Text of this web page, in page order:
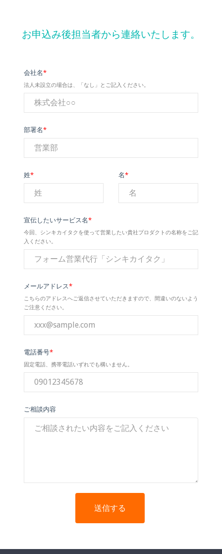
お申込み後担当者から連絡いたします。
会社名*
法人未設立の場合は、「なし」とご記入ください。
部署名*
姓* 名*
宣伝したいサービス名*
今回、シンキカイタクを使って営業したい貴社プロダクトの名称をご記
入ください。
メールアドレス*
こちらのアドレスへご返信させていただきますので、間違いのないよう
ご注意ください。
電話番号*
固定電話、携帯電話いずれでも構いません。
ご相談内容
送信する